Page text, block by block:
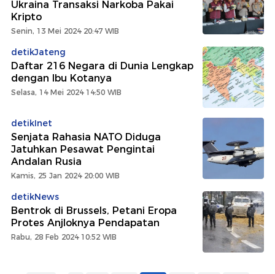
Ukraina Transaksi Narkoba Pakai
Kripto
Senin, 13 Mei 2024 20:47 WIB
detikJateng
Daftar 216 Negara di Dunia Lengkap
dengan Ibu Kotanya
Selasa, 14 Mei 2024 14:50 WIB
detikInet
Senjata Rahasia NATO Diduga
Jatuhkan Pesawat Pengintai
Andalan Rusia
Kamis, 25 Jan 2024 20:00 WIB
detikNews
Bentrok di Brussels, Petani Eropa
Protes Anjloknya Pendapatan
Rabu, 28 Feb 2024 10:52 WIB